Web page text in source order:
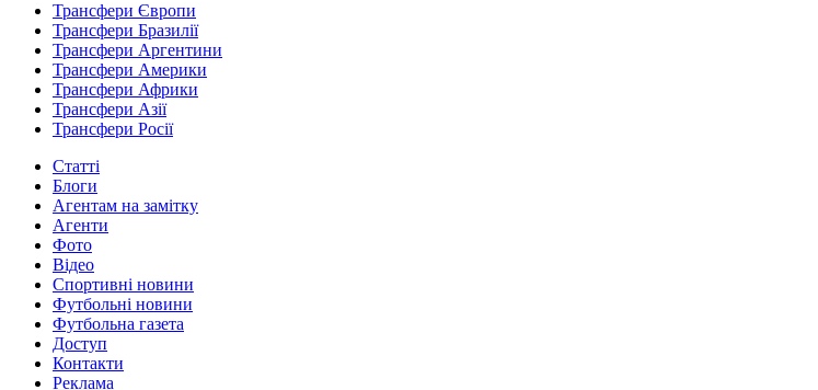
Трансфери Європи
Трансфери Бразилії
Трансфери Аргентини
Трансфери Америки
Трансфери Африки
Трансфери Азії
Трансфери Росії
Статті
Блоги
Агентам на замітку
Агенти
Фото
Відео
Спортивні новини
Футбольні новини
Футбольна газета
Доступ
Контакти
Реклама